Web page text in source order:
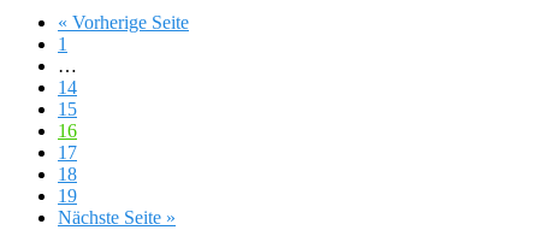
« Vorherige Seite
1
…
14
15
16
17
18
19
Nächste Seite »